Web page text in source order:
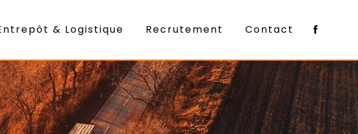
& Logistique Recrutement Contact